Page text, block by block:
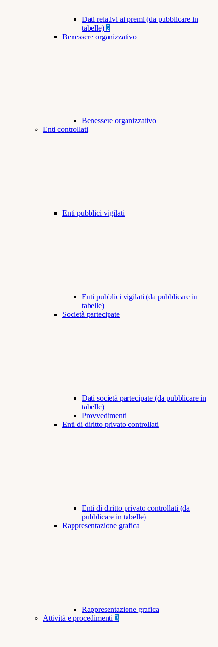
Dati relativi ai premi (da pubblicare in
tabelle) 2
Benessere organizzativo
Benessere organizzativo
Enti controllati
Enti pubblici vigilati
Enti pubblici vigilati (da pubblicare in
tabelle)
Società partecipate
Dati società partecipate (da pubblicare in
tabelle)
Provvedimenti
Enti di diritto privato controllati
Enti di diritto privato controllati (da
pubblicare in tabelle)
Rappresentazione grafica
Rappresentazione grafica
Attività e procedimenti 3